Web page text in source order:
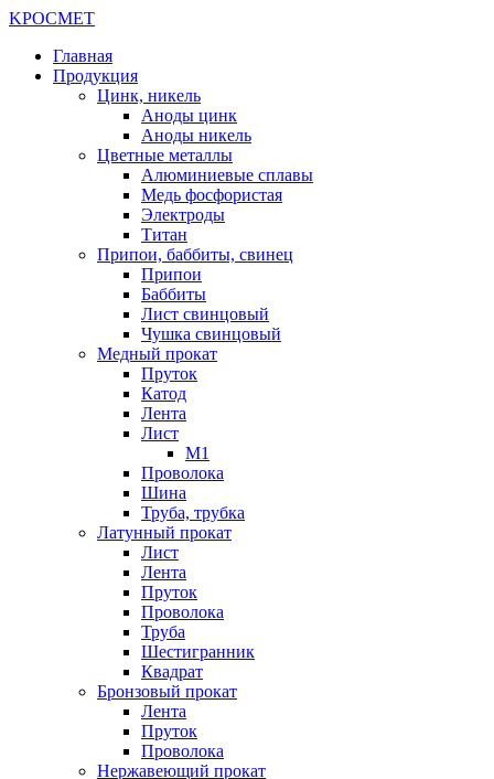
KРОСМЕТ
Главная
Продукция
Цинк, никель
Аноды цинк
Аноды никель
Цветные металлы
Алюминиевые сплавы
Медь фосфористая
Электроды
Титан
Припои, баббиты, свинец
Припои
Баббиты
Лист свинцовый
Чушка свинцовый
Медный прокат
Пруток
Катод
Лента
Лист
М1
Проволока
Шина
Труба, трубка
Латунный прокат
Лист
Лента
Пруток
Проволока
Труба
Шестигранник
Квадрат
Бронзовый прокат
Лента
Пруток
Проволока
Нержавеющий прокат